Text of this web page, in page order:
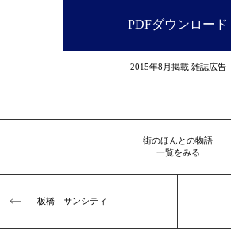
PDFダウンロード
2015年8月掲載 雑誌広告
街のほんとの物語
一覧をみる
板橋 サンシティ